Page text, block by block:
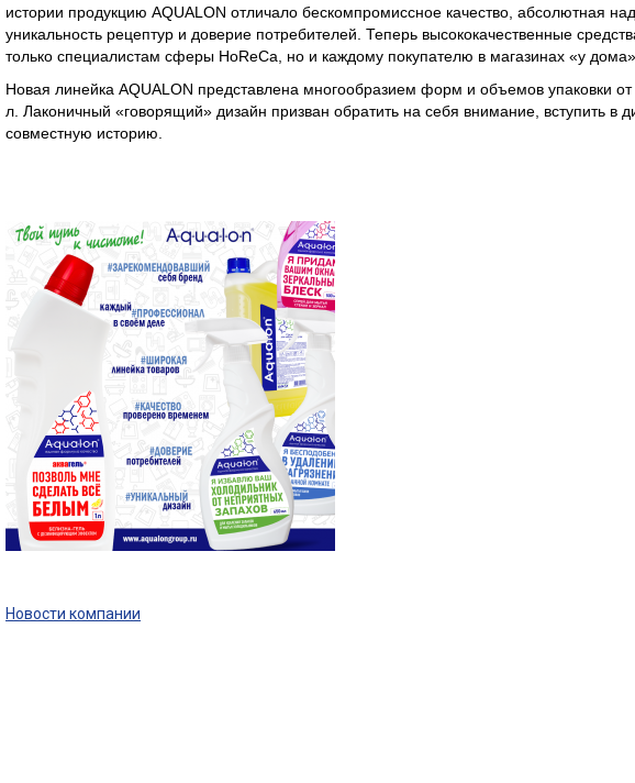
истории продукцию AQUALON отличало бескомпромиссное качество, абсолютная
уникальность рецептур и доверие потребителей. Теперь высококачественные
только специалистам сферы HoReCa, но и каждому покупателю в магазинах «у дома».
Новая линейка AQUALON представлена многообразием форм и объемов упаковки
л. Лаконичный «говорящий» дизайн призван обратить на себя внимание, вступить в
совместную историю.
Новости компании